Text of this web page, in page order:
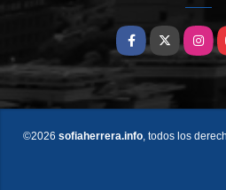
Facebook
X
©2026 sofiaherrera.info , todos los